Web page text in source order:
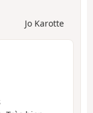
Jo Karotte